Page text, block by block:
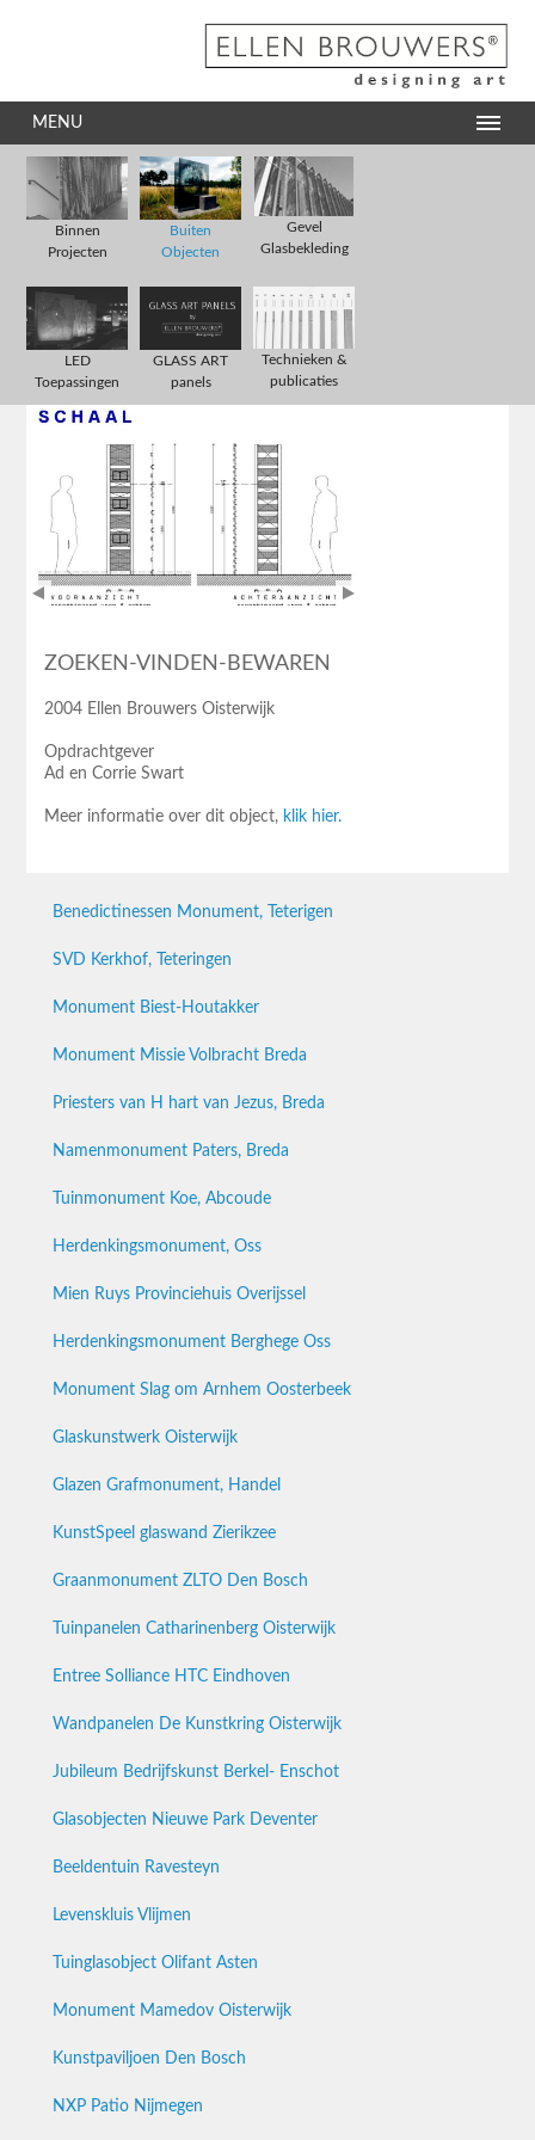
MENU
Binnen
Projecten
Buiten
Objecten
Gevel
Glasbekleding
LED
Toepassingen
GLASS ART
panels
Technieken &
publicaties
ZOEKEN-VINDEN-BEWAREN
2004 Ellen Brouwers Oisterwijk
Opdrachtgever
Ad en Corrie Swart
Meer informatie over dit object, klik hier.
Benedictinessen Monument, Teterigen
SVD Kerkhof, Teteringen
Monument Biest-Houtakker
Monument Missie Volbracht Breda
Priesters van H hart van Jezus, Breda
Namenmonument Paters, Breda
Tuinmonument Koe, Abcoude
Herdenkingsmonument, Oss
Mien Ruys Provinciehuis Overijssel
Herdenkingsmonument Berghege Oss
Monument Slag om Arnhem Oosterbeek
Glaskunstwerk Oisterwijk
Glazen Grafmonument, Handel
KunstSpeel glaswand Zierikzee
Graanmonument ZLTO Den Bosch
Tuinpanelen Catharinenberg Oisterwijk
Entree Solliance HTC Eindhoven
Wandpanelen De Kunstkring Oisterwijk
Jubileum Bedrijfskunst Berkel- Enschot
Glasobjecten Nieuwe Park Deventer
Beeldentuin Ravesteyn
Levenskluis Vlijmen
Tuinglasobject Olifant Asten
Monument Mamedov Oisterwijk
Kunstpaviljoen Den Bosch
NXP Patio Nijmegen